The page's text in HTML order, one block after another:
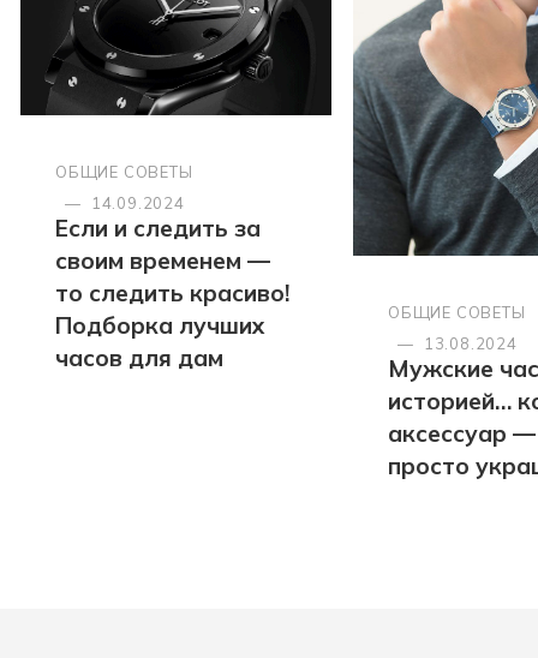
ОБЩИЕ СОВЕТЫ
—
14.09.2024
Если и следить за
своим временем —
то следить красиво!
Подборка лучших
часов для дам
ОБЩИЕ СОВЕТЫ
—
13.08.2024
Мужские
историей…
аксессуар
просто